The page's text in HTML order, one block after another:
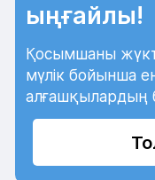
ыңғайлы!
Қосымшаны
мүлік бойынша
алғашқылардың